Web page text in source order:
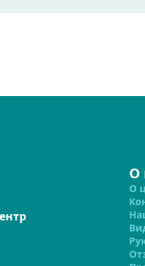
О
О